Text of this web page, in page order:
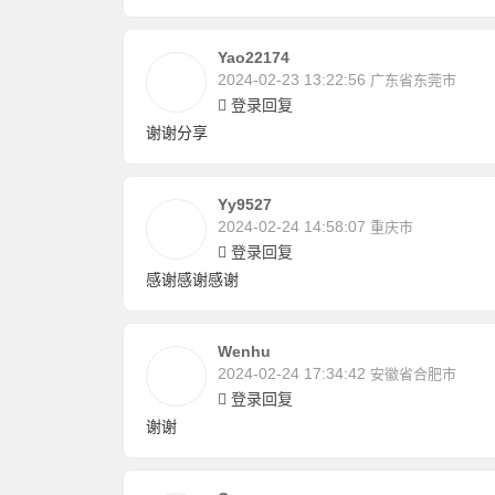
Yao22174
2024-02-23 13:22:56 广东省东莞市
登录回复
谢谢分享
Yy9527
2024-02-24 14:58:07 重庆市
登录回复
感谢感谢感谢
Wenhu
2024-02-24 17:34:42 安徽省合肥市
登录回复
谢谢